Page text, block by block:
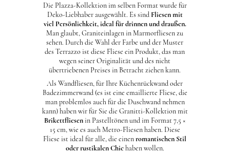
Die Plazza-Kollektion im selben Format wurde für
Deko-Liebhaber ausgewählt. Es sindFliesenmit
viel Persönlichkeit, ideal für drinnen und draußen.
Man glaubt, Graniteinlagen in Marmorfliesen zu
sehen. Durch die Wahl der Farbe und der Muster
des Terrazzo ist diese Fliese ein Produkt, das man
wegen seiner Originalität und des nicht
übertriebenen Preises in Betracht ziehen kann.
Als Wandfliesen, für Ihre Küchenrückwand oder
Badezimmerwand (es ist eine emaillierte Fliese, die
man problemlos auch für die Duschwand nehmen
kann) haben wir für Sie die Granitti-Kollektion mit
Brikettfliesen in Pastelltönen und im Format 7,5 ×
15 cm, wie es auch Metro-Fliesenhaben. Diese
Fliese ist ideal für alle, die einenromantischen Stil
oderrustikalen Chichaben wollen.